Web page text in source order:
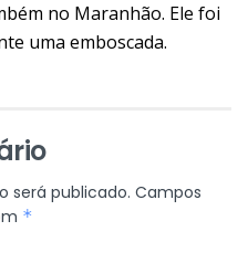
no Maranhão. Ele foi
uma emboscada.
será publicado. Campos
*